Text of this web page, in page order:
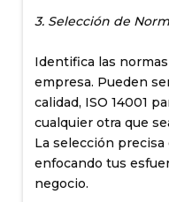
3. Selección de
Identifica las
empresa. Pueden
calidad, ISO 14001
cualquier otra que
La selección
enfocando tus
negocio.